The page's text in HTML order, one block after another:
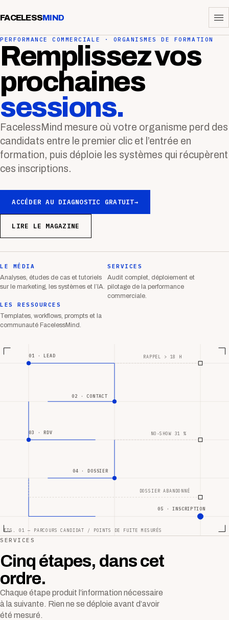
FACELESSMIND
PERFORMANCE COMMERCIALE · ORGANISMES DE FORMATION
Remplissez vos
prochaines
sessions.
FacelessMind mesure où votre organisme perd des
candidats entre le premier clic et l’entrée en
formation, puis déploie les systèmes qui récupèrent
ces inscriptions.
ACCÉDER AU DIAGNOSTIC GRATUIT→
LIRE LE MAGAZINE
LE MÉDIA
Analyses, études de cas et tutoriels
sur le marketing, les systèmes et l’IA.
SERVICES
Audit complet, déploiement et
pilotage de la performance
commerciale.
LES RESSOURCES
Templates, workflows, prompts et la
communauté FacelessMind.
01 · LEAD
02 · CONTACT
03 · RDV
04 · DOSSIER
05 · INSCRIPTION
RAPPEL > 18 H
NO-SHOW 31 %
DOSSIER ABANDONNÉ
FIG. 01 — PARCOURS CANDIDAT / POINTS DE FUITE MESURÉS
SERVICES
Cinq étapes, dans cet
ordre.
Chaque étape produit l’information nécessaire
à la suivante. Rien ne se déploie avant d’avoir
été mesuré.